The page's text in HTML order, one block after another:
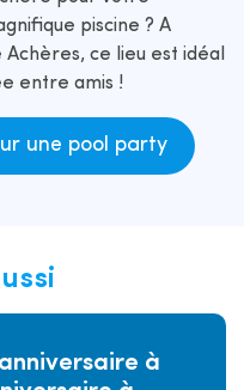
piscine ? A
ce lieu est idéal
entre amis !
une pool party
à